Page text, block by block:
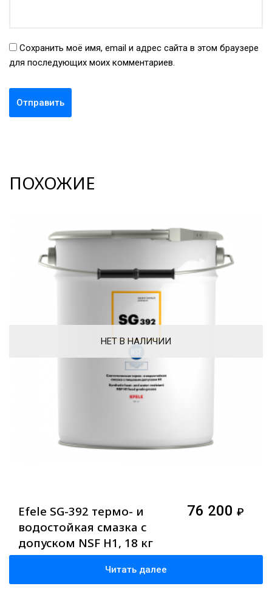
Сохранить моё имя, email и адрес сайта в этом браузере
для последующих моих комментариев.
ПОХОЖИЕ
НЕТ В НАЛИЧИИ
Efele SG-392 термо- и
водостойкая смазка с
допуском NSF H1, 18 кг
76 200 ₽
Читать далее